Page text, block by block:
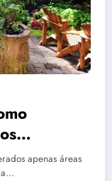
apenas áreas
a…